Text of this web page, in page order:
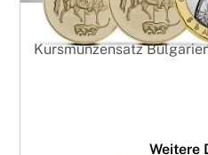
Kursmünzensatz
Weitere